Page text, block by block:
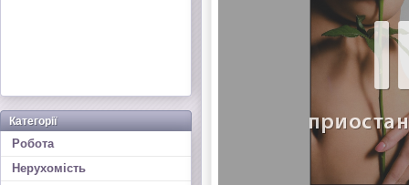
Категорії
Робота
Нерухомість